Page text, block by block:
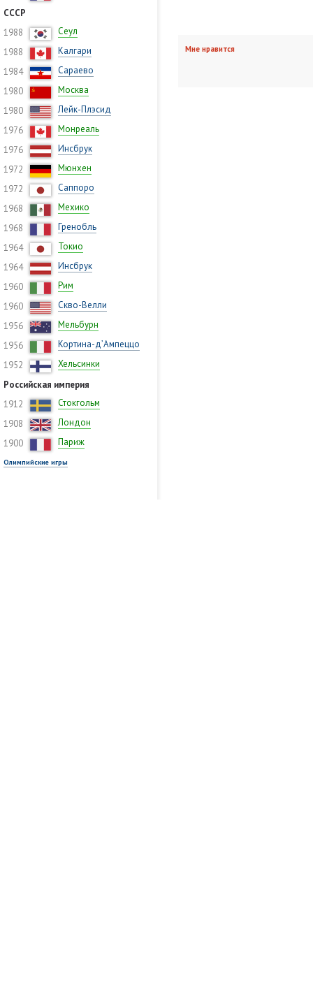
СССР
1988
Сеул
1988
Калгари
1984
Сараево
1980
Москва
1980
Лейк-Плэсид
1976
Монреаль
1976
Инсбрук
1972
Мюнхен
1972
Саппоро
1968
Мехико
1968
Гренобль
1964
Токио
1964
Инсбрук
1960
Рим
1960
Скво-Велли
1956
Мельбурн
1956
Кортина-д’Ампеццо
1952
Хельсинки
Российская империя
1912
Стокгольм
1908
Лондон
1900
Париж
Олимпийские игры
Мне нравится